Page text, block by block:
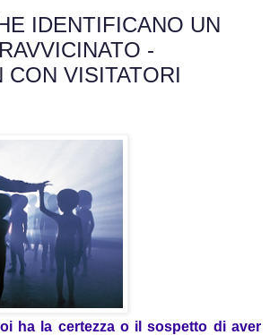
IDENTIFICANO UN
-
CON VISITATORI
ha la certezza o il sospetto di aver